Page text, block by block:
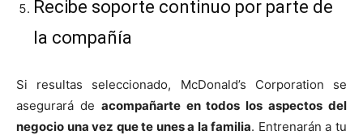
Recibe soporte continuo por parte de
la compañía
Si resultas seleccionado, McDonald’s Corporation se
asegurará de acompañarte en todos los aspectos del
negocio una vez que te unes a la familia. Entrenarán a tu